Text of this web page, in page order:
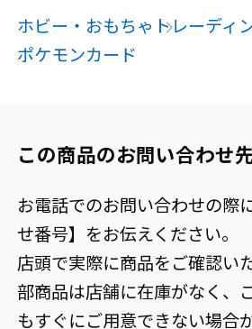
ホビー・おもちゃ トレーディ
ポケモンカード
この商品のお問い合わせ
お電話でのお問い合わせの際
せ番号】をお伝えください。
店頭で実際に商品をご確認い
部商品は店舗に在庫がなく、
もすぐにご用意できない場合